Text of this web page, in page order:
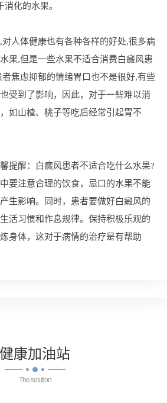
化的水果。
体健康也有各种各样的好处,很多病
果,但是一些水果不适合消费白癜风患
焦虑抑郁的情绪胃口也不是很好,有些
受到了影响，因此，对于一些难以消
如山楂、桃子等吃后经常引起胃不
提醒：白癜风患者不适合吃什么水果?
要注意合理的饮食，忌口的水果不能
生影响。同时，患者要做好白癜风的
活习惯和作息规律。保持积极乐观的
身体，这对于病情的治疗是有帮助
健康加油站
The solution